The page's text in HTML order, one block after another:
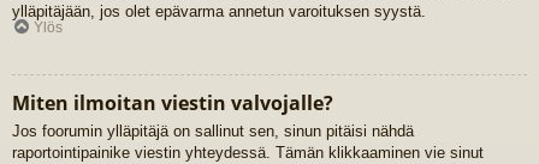
ylläpitäjään, jos olet epävarma annetun varoituksen syystä.
Ylös
Miten ilmoitan viestin valvojalle?
Jos foorumin ylläpitäjä on sallinut sen, sinun pitäisi nähdä
raportointipainike viestin yhteydessä. Tämän klikkaaminen vie sinut